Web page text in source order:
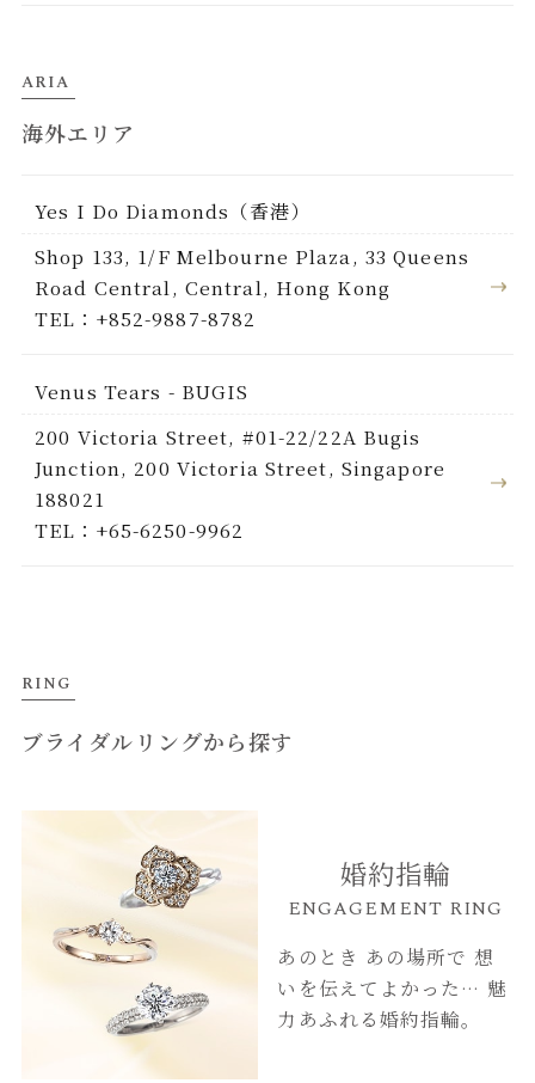
ARIA
海外エリア
Yes I Do Diamonds（香港）
Shop 133, 1/F Melbourne Plaza, 33 Queens
Road Central, Central, Hong Kong
TEL：+852-9887-8782
Venus Tears - BUGIS
200 Victoria Street, #01-22/22A Bugis
Junction, 200 Victoria Street, Singapore
188021
TEL：+65-6250-9962
RING
ブライダルリングから探す
婚約指輪
ENGAGEMENT RING
あのとき あの場所で 想
いを伝えてよかった… 魅
力あふれる婚約指輪。